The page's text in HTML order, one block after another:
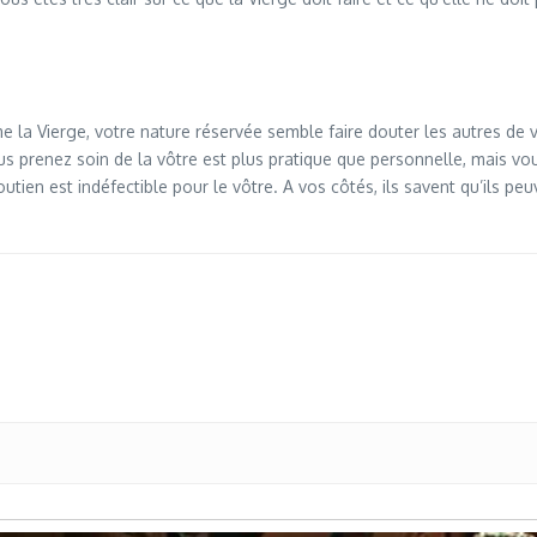
la Vierge, votre nature réservée semble faire douter les autres
soin de la vôtre est plus pratique que personnelle, mais
est indéfectible pour le vôtre. A vos côtés, ils savent qu’ils